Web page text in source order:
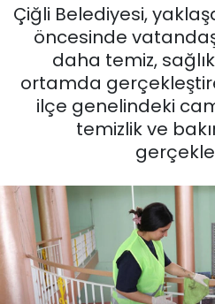
Çiğli Belediyesi,
öncesinde
daha temiz,
ortamda
ilçe genelindeki
temizlik ve
EKONOMİ
English News
GÜNCEL
KÜLTÜR SANAT
MAGAZİN
POLİTİKA
Son Dakika Haberleri
Haber Arşivi